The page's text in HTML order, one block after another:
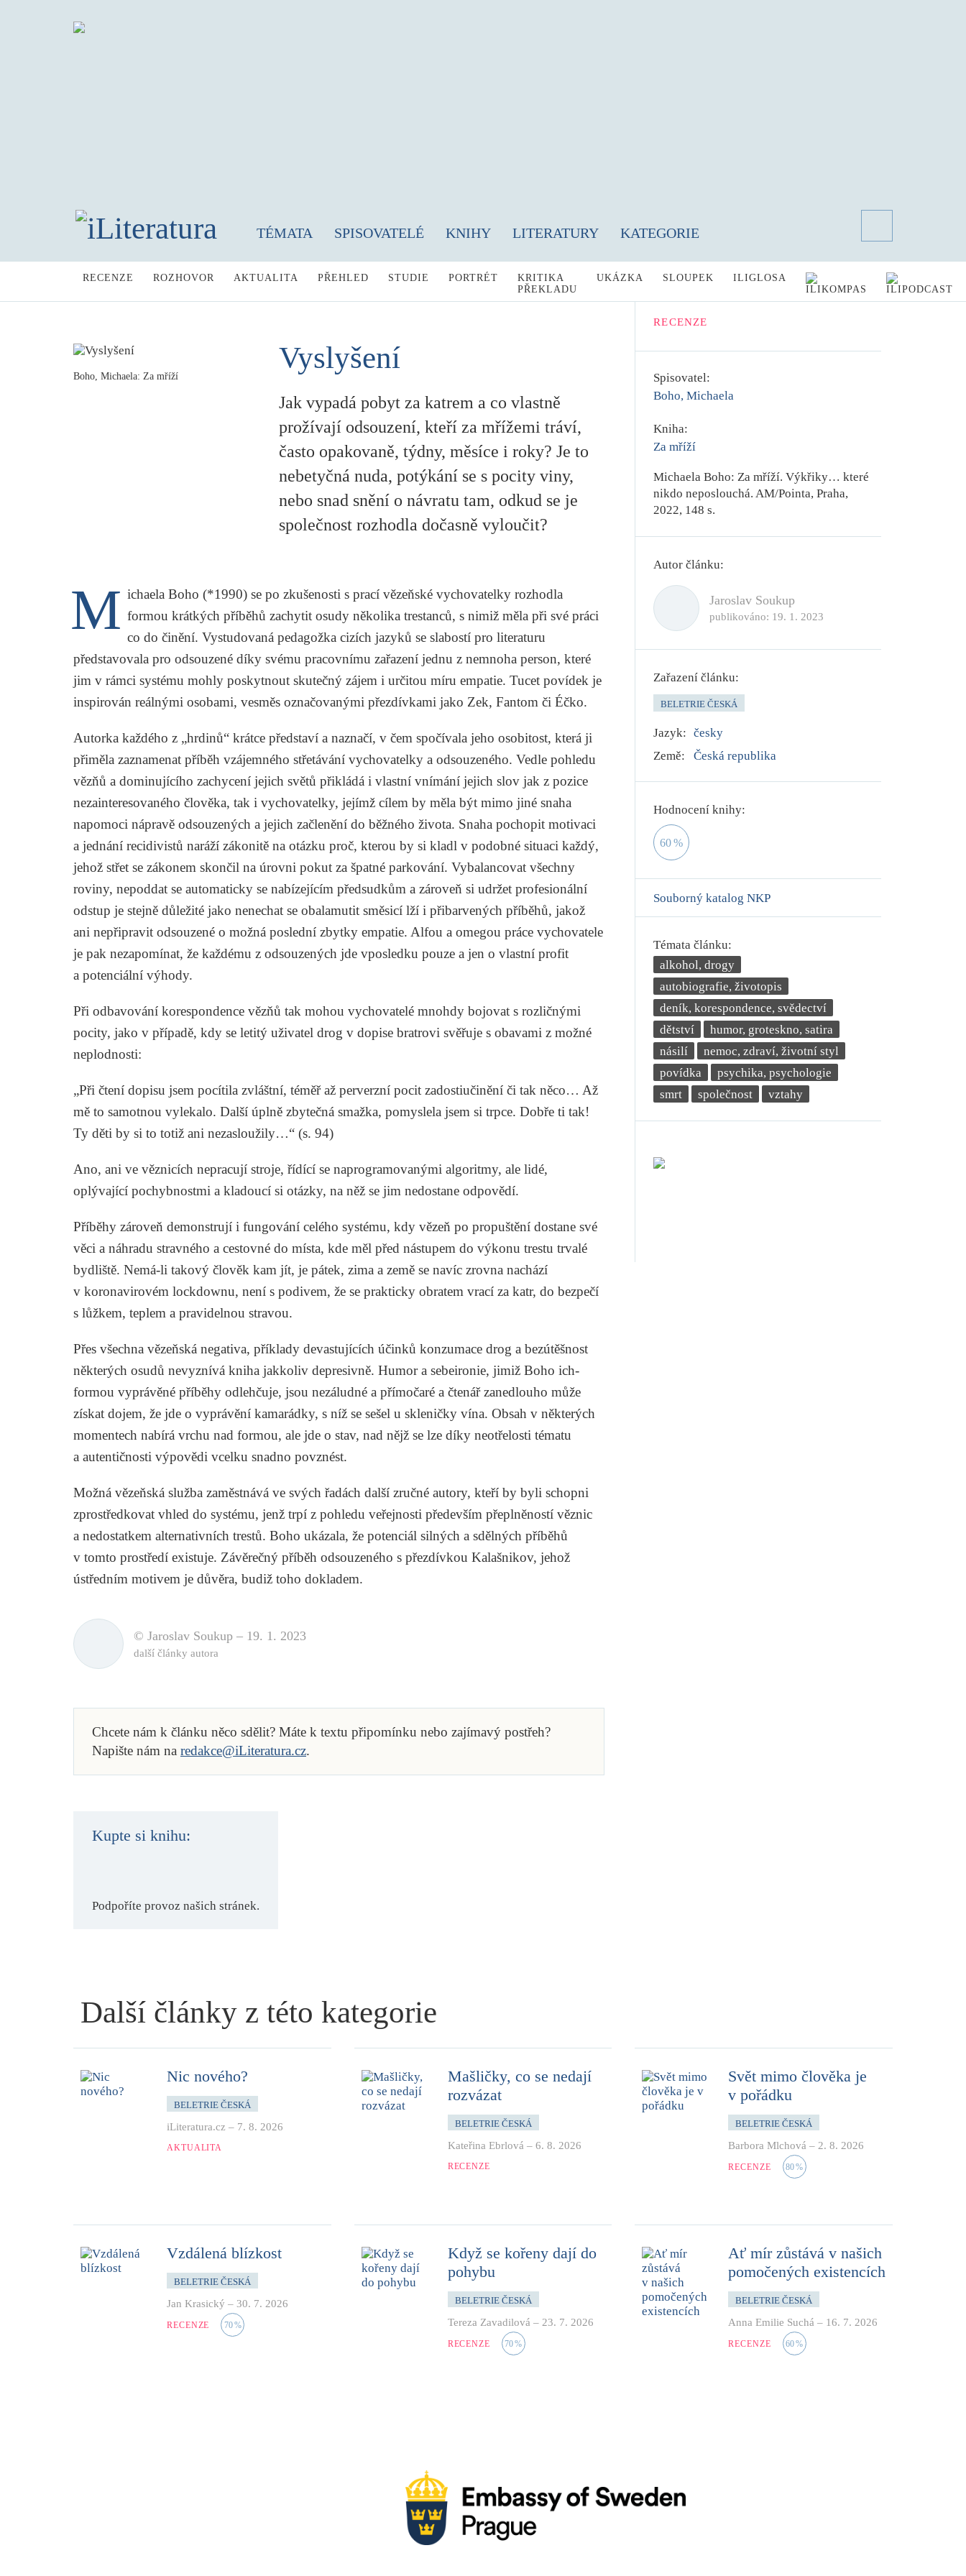
TÉMATA SPISOVATELÉ KNIHY LITERATURY KATEGORIE
RECENZE ROZHOVOR AKTUALITA PŘEHLED STUDIE PORTRÉT
KRITIKA
PŘEKLADU
UKÁZKA SLOUPEK ILIGLOSA
Boho, Michaela: Za mříží
Vyslyšení
Jak vypadá pobyt za katrem a co vlastně
prožívají odsouzení, kteří za mřížemi tráví,
často opakovaně, týdny, měsíce i roky? Je to
nebetyčná nuda, potýkání se s pocity viny,
nebo snad snění o návratu tam, odkud se je
společnost rozhodla dočasně vyloučit?
M ichaela Boho (*1990) se po zkušenosti s prací vězeňské vychovatelky rozhodla
formou krátkých příběhů zachytit osudy několika trestanců, s nimiž měla při své práci
co do činění. Vystudovaná pedagožka cizích jazyků se slabostí pro literaturu
představovala pro odsouzené díky svému pracovnímu zařazení jednu z nemnoha person, které
jim v rámci systému mohly poskytnout skutečný zájem i určitou míru empatie. Tucet povídek je
inspirován reálnými osobami, vesměs označovanými přezdívkami jako Zek, Fantom či Éčko.
Autorka každého z „hrdinů“ krátce představí a naznačí, v čem spočívala jeho osobitost, která ji
přiměla zaznamenat příběh vzájemného střetávání vychovatelky a odsouzeného. Vedle pohledu
vězňů a dominujícího zachycení jejich světů přikládá i vlastní vnímání jejich slov jak z pozice
nezainteresovaného člověka, tak i vychovatelky, jejímž cílem by měla být mimo jiné snaha
napomoci nápravě odsouzených a jejich začlenění do běžného života. Snaha pochopit motivaci
a jednání recidivistů naráží zákonitě na otázku proč, kterou by si kladl v podobné situaci každý,
jehož střet se zákonem skončil na úrovni pokut za špatné parkování. Vybalancovat všechny
roviny, nepoddat se automaticky se nabízejícím předsudkům a zároveň si udržet profesionální
odstup je stejně důležité jako nenechat se obalamutit směsicí lží i přibarvených příběhů, jakož
ani nepřipravit odsouzené o možná poslední zbytky empatie. Alfou a omegou práce vychovatele
je pak nezapomínat, že každému z odsouzených jde vposledku pouze a jen o vlastní profit
a potenciální výhody.
Při odbavování korespondence vězňů tak mohou vychovatelé mnohdy bojovat s rozličnými
pocity, jako v případě, kdy se letitý uživatel drog v dopise bratrovi svěřuje s obavami z možné
neplodnosti:
„Při čtení dopisu jsem pocítila zvláštní, téměř až perverzní pocit zadostiučinění či tak něco… Až
mě to samotnou vylekalo. Další úplně zbytečná smažka, pomyslela jsem si trpce. Dobře ti tak!
Ty děti by si to totiž ani nezasloužily…“ (s. 94)
Ano, ani ve věznicích nepracují stroje, řídící se naprogramovanými algoritmy, ale lidé,
oplývající pochybnostmi a kladoucí si otázky, na něž se jim nedostane odpovědí.
Příběhy zároveň demonstrují i fungování celého systému, kdy vězeň po propuštění dostane své
věci a náhradu stravného a cestovné do místa, kde měl před nástupem do výkonu trestu trvalé
bydliště. Nemá-li takový člověk kam jít, je pátek, zima a země se navíc zrovna nachází
v koronavirovém lockdownu, není s podivem, že se prakticky obratem vrací za katr, do bezpečí
s lůžkem, teplem a pravidelnou stravou.
Přes všechna vězeňská negativa, příklady devastujících účinků konzumace drog a bezútěšnost
některých osudů nevyznívá kniha jakkoliv depresivně. Humor a sebeironie, jimiž Boho ich-
formou vyprávěné příběhy odlehčuje, jsou nezáludné a přímočaré a čtenář zanedlouho může
získat dojem, že jde o vyprávění kamarádky, s níž se sešel u skleničky vína. Obsah v některých
momentech nabírá vrchu nad formou, ale jde o stav, nad nějž se lze díky neotřelosti tématu
a autentičnosti výpovědi vcelku snadno povznést.
Možná vězeňská služba zaměstnává ve svých řadách další zručné autory, kteří by byli schopni
zprostředkovat vhled do systému, jenž trpí z pohledu veřejnosti především přeplněností věznic
a nedostatkem alternativních trestů. Boho ukázala, že potenciál silných a sdělných příběhů
v tomto prostředí existuje. Závěrečný příběh odsouzeného s přezdívkou Kalašnikov, jehož
ústředním motivem je důvěra, budiž toho dokladem.
© Jaroslav Soukup – 19. 1. 2023
další články autora
Chcete nám k článku něco sdělit? Máte k textu připomínku nebo zajímavý postřeh?
Napište nám na redakce@iLiteratura.cz.
Kupte si knihu:
Podpoříte provoz našich stránek.
RECENZE
Spisovatel:
Boho, Michaela
Kniha:
Za mříží
Michaela Boho:Za mříží. Výkřiky… které
nikdo neposlouchá. AM/Pointa, Praha,
2022, 148 s.
Autor článku:
Jaroslav Soukup
publikováno: 19. 1. 2023
Zařazení článku:
BELETRIE ČESKÁ
Jazyk: česky
Země:
Česká republika
Hodnocení knihy:
60 %
Souborný katalog NKP
Témata článku:
alkohol, drogy
autobiografie, životopis
deník, korespondence, svědectví
dětství
humor, groteskno, satira
násilí
nemoc, zdraví, životní styl
povídka
psychika, psychologie
smrt
společnost vztahy
Další články z této kategorie
Nic nového?
BELETRIE ČESKÁ
iLiteratura.cz – 7. 8. 2026
AKTUALITA
Mašličky, co se nedají
rozvázat
BELETRIE ČESKÁ
Kateřina Ebrlová – 6. 8. 2026
RECENZE
Svět mimo člověka je
v pořádku
BELETRIE ČESKÁ
Barbora Mlchová – 2. 8. 2026
RECENZE 80%
Vzdálená blízkost
BELETRIE ČESKÁ
Jan Krasický – 30. 7. 2026
RECENZE 70%
Když se kořeny dají do
pohybu
BELETRIE ČESKÁ
Tereza Zavadilová – 23. 7. 2026
RECENZE 70%
Ať mír zůstává v našich
pomočených existencích
BELETRIE ČESKÁ
Anna Emilie Suchá – 16. 7. 2026
RECENZE 60%